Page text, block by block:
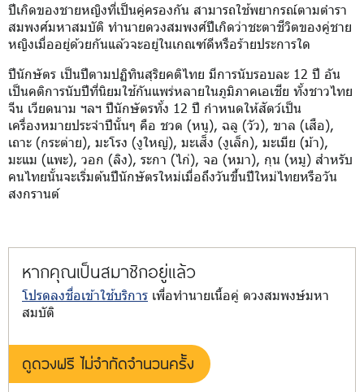
ปีเกิดของชายหญิงที่เป็นคู่ครองกัน สามารถใช้พยากรณ์ตามตำรา
สมพงศ์มหาสมบัติ ทำนายดวงสมพงศ์ปีเกิดว่าชะตาชีวิตของคู่ชาย
หญิงเมื่ออยู่ด้วยกันแล้วจะอยู่ในเกณฑ์ดีหรือร้ายประการใด
ปีนักษัตร เป็นปีตามปฏิทินสุริยคติไทย มีการนับรอบละ 12 ปี อัน
เป็นคติการนับปีที่นิยมใช้กันแพร่หลายในภูมิภาคเอเชีย ทั้งชาวไทย
จีน เวียดนาม ฯลฯ ปีนักษัตรทั้ง 12 ปี กำหนดให้สัตว์เป็น
เครื่องหมายประจำปีนั้นๆ คือ ชวด (หนู), ฉลู (วัว), ขาล (เสือ),
เถาะ (กระต่าย), มะโรง (งูใหญ่), มะเส็ง (งูเล็ก), มะเมีย (ม้า),
มะแม (แพะ), วอก (ลิง), ระกา (ไก่), จอ (หมา), กุน (หมู) สำหรับ
คนไทยนั้นจะเริ่มต้นปีนักษัตรใหม่เมื่อถึงวันขึ้นปีใหม่ไทยหรือวัน
สงกรานต์
หากคุณเป็นสมาชิกอยู่แล้ว
โปรดลงชื่อเข้าใช้บริการ เพื่อทำนายเนื้อคู่ ดวงสมพงษ์มหา
สมบัติ
ดูดวงฟรี ไม่จำกัดจำนวนครั้ง